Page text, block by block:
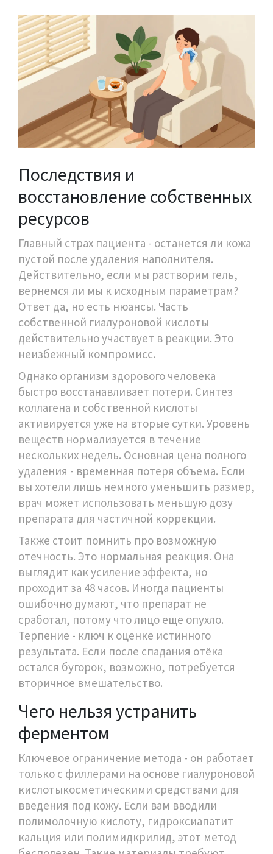
Последствия и
восстановление собственных
ресурсов
Главный страх пациента - останется ли кожа
пустой после удаления наполнителя.
Действительно, если мы растворим гель,
вернемся ли мы к исходным параметрам?
Ответ да, но есть нюансы. Часть
собственной гиалуроновой кислоты
действительно участвует в реакции. Это
неизбежный компромисс.
Однако организм здорового человека
быстро восстанавливает потери. Синтез
коллагена и собственной кислоты
активируется уже на вторые сутки. Уровень
веществ нормализуется в течение
нескольких недель. Основная цена полного
удаления - временная потеря объема. Если
вы хотели лишь немного уменьшить размер,
врач может использовать меньшую дозу
препарата для частичной коррекции.
Также стоит помнить про возможную
отечность. Это нормальная реакция. Она
выглядит как усиление эффекта, но
проходит за 48 часов. Иногда пациенты
ошибочно думают, что препарат не
сработал, потому что лицо еще опухло.
Терпение - ключ к оценке истинного
результата. Если после спадания отёка
остался бугорок, возможно, потребуется
вторичное вмешательство.
Чего нельзя устранить
ферментом
Ключевое ограничение метода - он работает
только с филлерами на основе гиалуроновой
кислотыкосметическими средствами для
введения под кожу. Если вам вводили
полимолочную кислоту, гидроксиапатит
кальция или полимидкрилид, этот метод